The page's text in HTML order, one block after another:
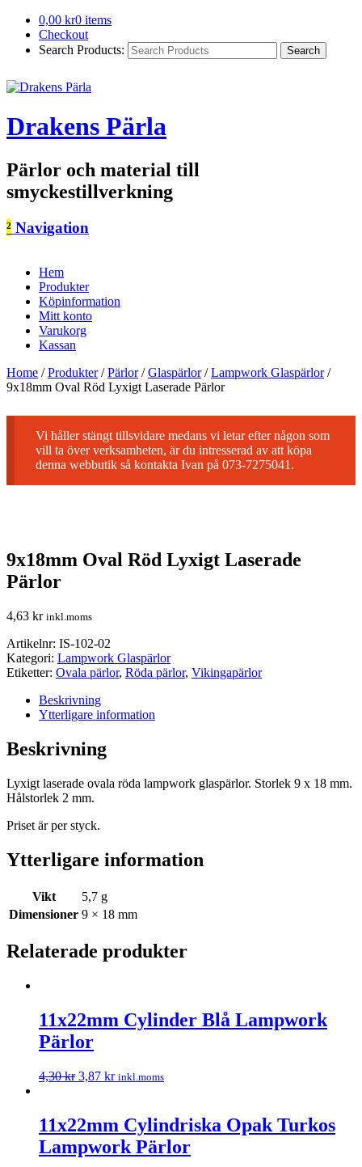
0,00 kr0 items
Checkout
Search Products:
Drakens Pärla
Pärlor och material till
smyckestillverkning
² Navigation
Hem
Produkter
Köpinformation
Mitt konto
Varukorg
Kassan
Home / Produkter / Pärlor / Glaspärlor / Lampwork Glaspärlor /
9x18mm Oval Röd Lyxigt Laserade Pärlor
Vi håller stängt tillsvidare medans vi letar efter någon som
vill ta över verksamheten, är du intresserad av att köpa
denna webbutik så kontakta Ivan på 073-7275041.
9x18mm Oval Röd Lyxigt Laserade
Pärlor
4,63 kr inkl.moms
Artikelnr: IS-102-02
Kategori: Lampwork Glaspärlor
Etiketter: Ovala pärlor, Röda pärlor, Vikingapärlor
Beskrivning
Ytterligare information
Beskrivning
Lyxigt laserade ovala röda lampwork glaspärlor. Storlek 9 x 18 mm.
Hålstorlek 2 mm.
Priset är per styck.
Ytterligare information
Vikt
5,7 g
Dimensioner 9 × 18 mm
Relaterade produkter
11x22mm Cylinder Blå Lampwork
Pärlor
4,30kr 3,87 kr inkl.moms
11x22mm Cylindriska Opak Turkos
Lampwork Pärlor